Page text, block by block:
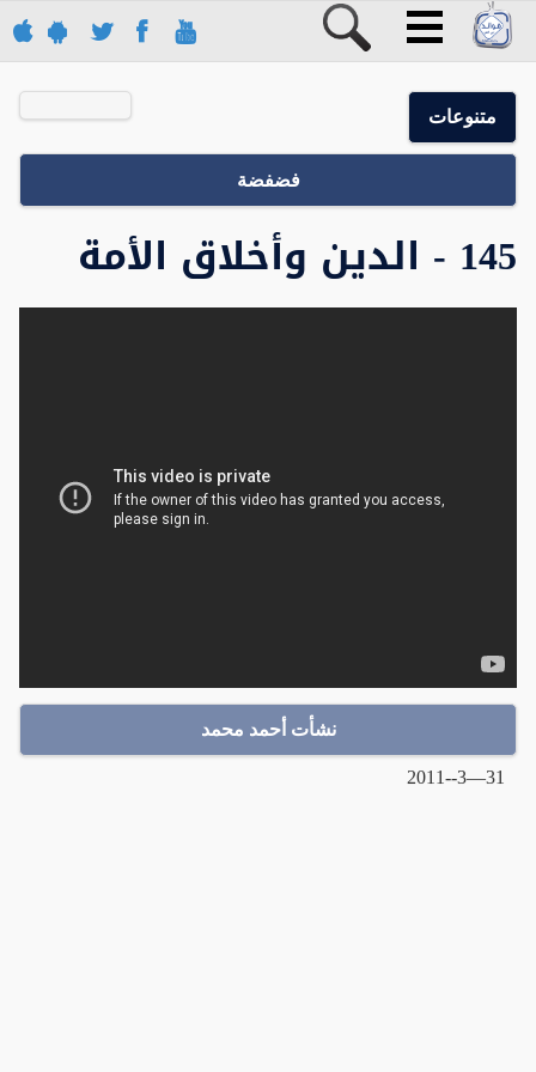
متنوعات
فضفضة
145 - الدين وأخلاق الأمة
نشأت أحمد محمد
31—3--2011